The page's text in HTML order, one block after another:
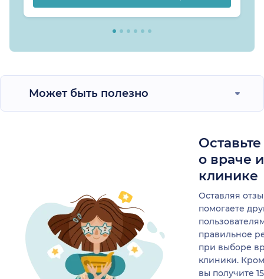
Может быть полезно
о враче
клинике
Оставляя
помогаете
правильное
при выборе
клиники.
вы получите